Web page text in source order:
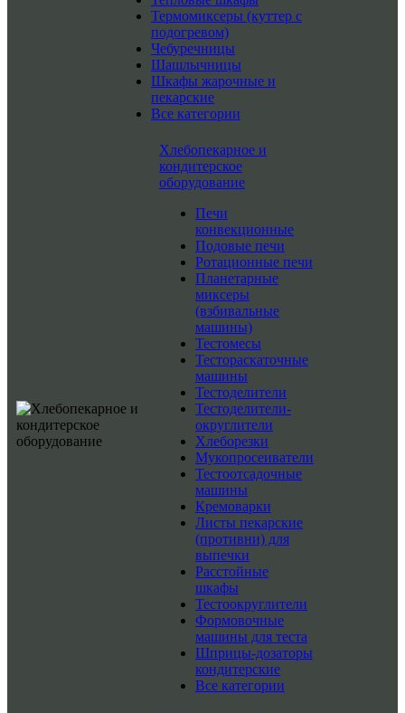
Термомиксеры (куттер с
подогревом)
Чебуречницы
Шашлычницы
Шкафы жарочные и
пекарские
Все категории
Хлебопекарное и
кондитерское
оборудование
Печи
конвекционные
Подовые печи
Ротационные печи
Планетарные
миксеры
(взбивальные
машины)
Тестомесы
Тестораскаточные
машины
Тестоделители
Тестоделители-
округлители
Хлеборезки
Мукопросеиватели
Тестоотсадочные
машины
Кремоварки
Листы пекарские
(противни) для
выпечки
Расстойные
шкафы
Тестоокруглители
Формовочные
машины для теста
Шприцы-дозаторы
кондитерские
Все категории